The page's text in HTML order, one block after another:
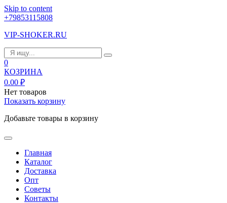
Skip to content
+79853115808
VIP-SHOKER.RU
0
КОЗРИНА
0.00 ₽
Нет товаров
Показать корзину
Добавьте товары в корзину
Главная
Каталог
Доставка
Опт
Советы
Контакты